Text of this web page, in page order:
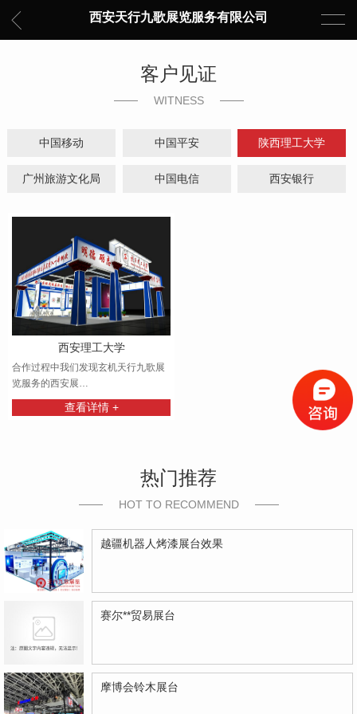
西安天行九歌展览服务有限公司
客户见证
WITNESS
中国移动 中国平安 陕西理工大学
广州旅游文化局 中国电信 西安银行
西安理工大学
合作过程中我们发现玄机天行九歌展
览服务的西安展…
查看详情 +
热门推荐
HOT TO RECOMMEND
越疆机器人烤漆展台效果
赛尔**贸易展台
摩博会铃木展台